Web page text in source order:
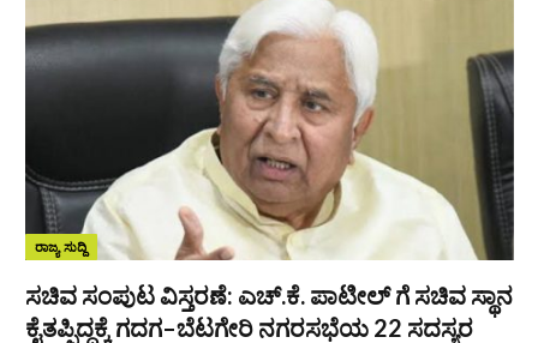
ರಾಜ್ಯ ಸುದ್ದಿ
ಸಚಿವ ಸಂಪುಟ ವಿಸ್ತರಣೆ: ಎಚ್.ಕೆ. ಪಾಟೀಲ್ ಗೆ ಸಚಿವ ಸ್ಥಾನ
ಕೈತಪ್ಪಿದ್ದಕ್ಕೆ ಗದಗ–ಬೆಟಗೇರಿ ನಗರಸಭೆಯ 22 ಸದಸ್ಯರ